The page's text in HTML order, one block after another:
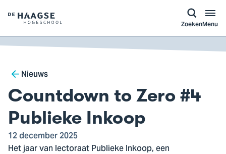
Logo
van
De
Hogeschool,
ga
naar
de
homepagina
ZoekenMenu
Breadcrumb
Nieuws
Countdown to Zero #4
Publieke Inkoop
12 december 2025
Het jaar van lectoraat Publieke Inkoop, een